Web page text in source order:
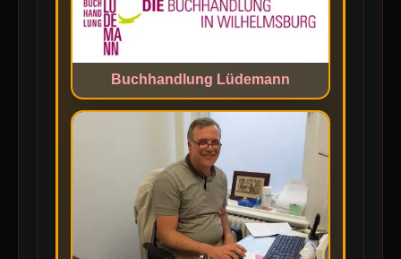
Buchhandlung Lüdemann